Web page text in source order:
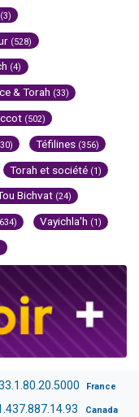
(3)
(528)
(4)
& Torah (33)
(502)
Téfilines (356)
Torah et société (1)
Bichvat (24)
Vayichla'h (1)
France
Canada